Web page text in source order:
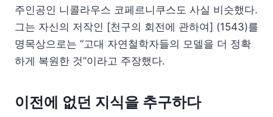
주인공인 니콜라우스 코페르니쿠스도 사실 비슷했다.
그는 자신의 저작인 [천구의 회전에 관하여] (1543)를
명목상으로는 “고대 자연철학자들의 모델을 더 정확
하게 복원한 것”이라고 주장했다.
이전에 없던 지식을 추구하다